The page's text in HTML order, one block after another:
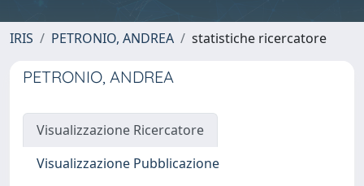
IRIS PETRONIO, ANDREA statistiche ricercatore
PETRONIO, ANDREA
Visualizzazione Ricercatore
Visualizzazione Pubblicazione